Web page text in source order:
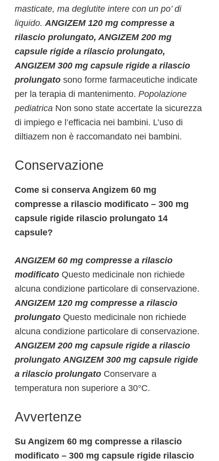
masticate, ma deglutite intere con un po’ di
liquido. ANGIZEM 120 mg compresse a
rilascio prolungato, ANGIZEM 200 mg
capsule rigide a rilascio prolungato,
ANGIZEM 300 mg capsule rigide a rilascio
prolungato sono forme farmaceutiche indicate
per la terapia di mantenimento. Popolazione
pediatrica Non sono state accertate la sicurezza
di impiego e l’efficacia nei bambini. L’uso di
diltiazem non è raccomandato nei bambini.
Conservazione
Come si conserva Angizem 60 mg
compresse a rilascio modificato – 300 mg
capsule rigide rilascio prolungato 14
capsule?
ANGIZEM 60 mg compresse a rilascio
modificato Questo medicinale non richiede
alcuna condizione particolare di conservazione.
ANGIZEM 120 mg compresse a rilascio
prolungato Questo medicinale non richiede
alcuna condizione particolare di conservazione.
ANGIZEM 200 mg capsule rigide a rilascio
prolungato ANGIZEM 300 mg capsule rigide
a rilascio prolungato Conservare a
temperatura non superiore a 30°C.
Avvertenze
Su Angizem 60 mg compresse a rilascio
modificato – 300 mg capsule rigide rilascio